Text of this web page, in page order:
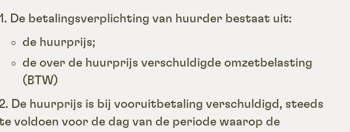
De betalingsverplichting van huurder bestaat uit:
de huurprijs;
de over de huurprijs verschuldigde omzetbelasting
(BTW)
De huurprijs is bij vooruitbetaling verschuldigd, steeds
voldoen voor de dag van de periode waarop de